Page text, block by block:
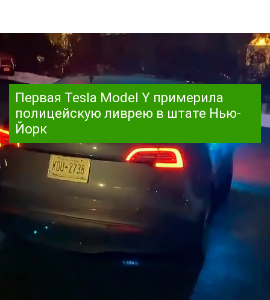
Первая Tesla Model Y примерила
полицейскую ливрею в штате Нью-
Йорк